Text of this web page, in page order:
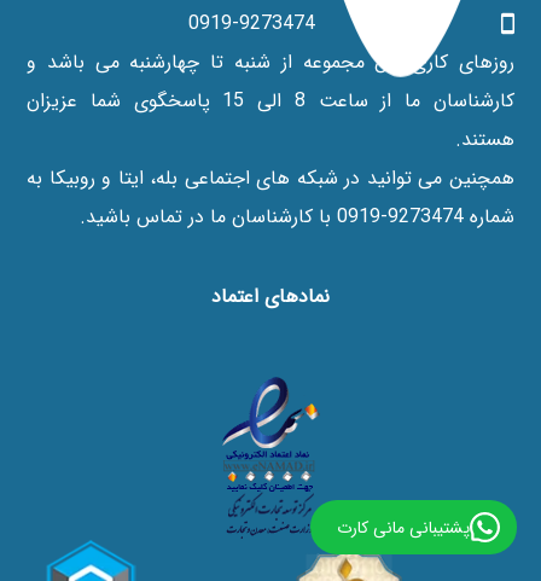
0919-9273474
روزهای کاری این مجموعه از شنبه تا چهارشنبه می باشد و
کارشناسان ما از ساعت 8 الی 15 پاسخگوی شما عزیزان
هستند.
همچنین می توانید در شبکه های اجتماعی بله، ایتا و روبیکا به
شماره 9273474-0919 با کارشناسان ما در تماس باشید.
نماد‌های اعتماد
پشتیبانی مانی کارت